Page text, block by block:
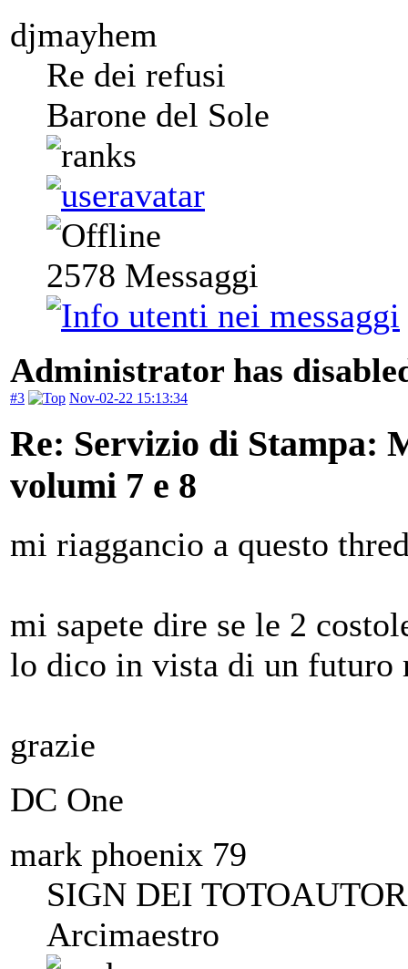
djmayhem
Re dei refusi
Barone del Sole
2578 Messaggi
Administrator has
#3 Nov-02-22 15:13:34
Re: Servizio di Stampa:
volumi 7 e 8
mi riaggancio a questo
mi sapete dire se le 2
lo dico in vista di un futuro
grazie
DC One
mark phoenix 79
SIGN DEI
Arcimaestro